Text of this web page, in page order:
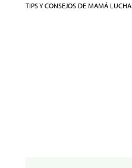
TIPS Y CONSEJOS DE MAMÁ LUCHA